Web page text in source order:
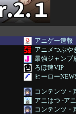
アニゲー速報
アニメつぶや
最強ジャンプ
ろぼ速VIP
ヒーロー
コンテンツ・
アニはつ -ア
コンテンツ・